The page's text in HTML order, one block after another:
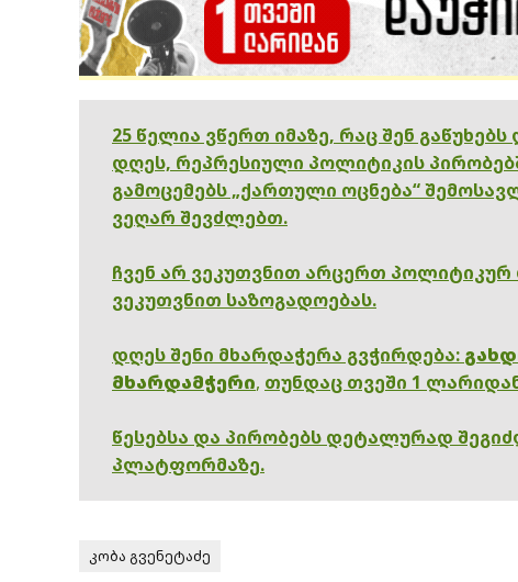
25 წელია ვწერთ იმაზე, რაც შენ
დღეს, რეპრესიული პოლიტიკის
გამოცემებს „ქართული ოცნება“
ვეღარ შევძლებთ.
ჩვენ არ ვეკუთვნით არცერთ პოლიტიკურ
ვეკუთვნით საზოგადოებას.
დღეს შენი მხარდაჭერა გვჭირდება:
მხარდამჭერი, თუნდაც თვეში 1
წესებსა და პირობებს დეტალურად
პლატფორმაზე.
კობა გვენეტაძე